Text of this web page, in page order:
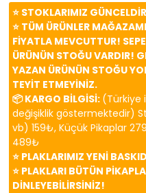
⭐️ STOKLARIMIZ
⭐️ TÜM ÜRÜNLER
FİYATLA MEVCUTTUR!
ÜRÜNÜN STOĞU VARDIR!
YAZAN ÜRÜNÜN STOĞU
TEYİT ETMEYİNİZ.
📦 KARGO BİLGİSİ: (Türkiye
değişiklik göstermektedir)
vb) 159₺, Küçük Pikaplar
489₺
⭐️ PLAKLARIMIZ YENİ
⭐️ PLAKLARI BÜTÜN
DİNLEYEBİLİRSİNİZ!